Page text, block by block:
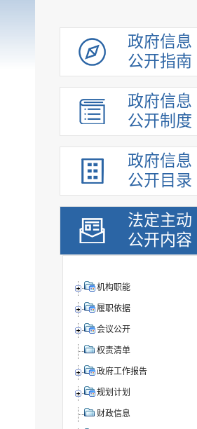
政府信息
公开指南
政府信息
公开制度
政府信息
公开目录
法定主动
公开内容
机构职能
履职依据
会议公开
权责清单
政府工作报告
规划计划
财政信息